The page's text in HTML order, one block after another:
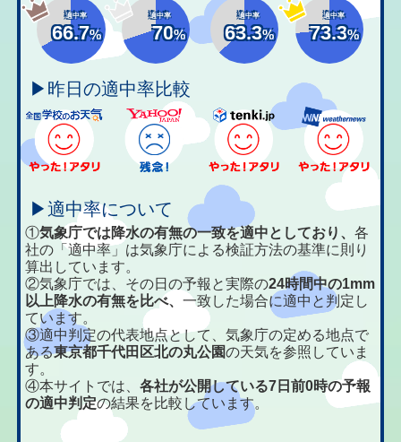
適中率
66.7%
適中率
70%
適中率
63.3%
適中率
73.3%
▶昨日の適中率比較
▶適中率について
①気象庁では降水の有無の一致を適中としており、各
社の「適中率」は気象庁による検証方法の基準に則り
算出しています。
②気象庁では、その日の予報と実際の24時間中の1mm
以上降水の有無を比べ、一致した場合に適中と判定し
ています。
③適中判定の代表地点として、気象庁の定める地点で
ある東京都千代田区北の丸公園の天気を参照していま
す。
④本サイトでは、各社が公開している7日前0時の予報
の適中判定の結果を比較しています。